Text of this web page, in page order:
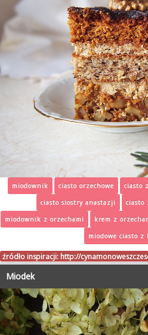
miodownik ciasto orzechowe ciasto
ciasto siostry anastazji
ciasto
miodownik z orzechami
krem z
miodowe ciasto z
źródło inspiracji: http://
Miodek